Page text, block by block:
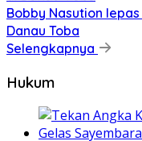
Bobby Nasution
Danau Toba
Selengkapnya
Hukum